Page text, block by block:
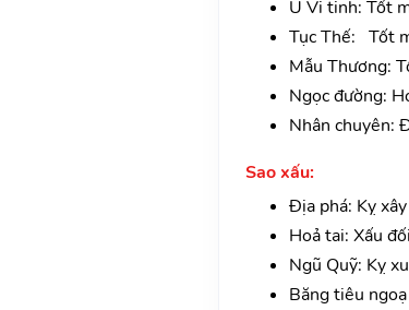
U Vi tinh: Tốt
Tục Thế: Tốt
Mẫu Thương:
Ngọc đường:
Nhân chuyên:
Sao xấu:
Địa phá: Kỵ
Hoả tai: Xấu
Ngũ Quỹ: Kỵ
Băng tiêu